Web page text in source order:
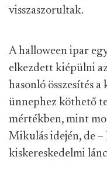
visszaszorultak.
A halloween ipar
elkezdett kiépülni
hasonló összesítés
ünnephez köthető
mértékben, mint
Mikulás idején, de
kiskereskedelmi